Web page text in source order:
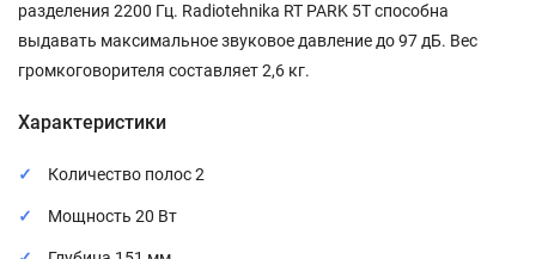
разделения 2200 Гц. Radiotehnika RT PARK 5T способна
выдавать максимальное звуковое давление до 97 дБ. Вес
громкоговорителя составляет 2,6 кг.
Характеристики
Количество полос 2
Мощность 20 Вт